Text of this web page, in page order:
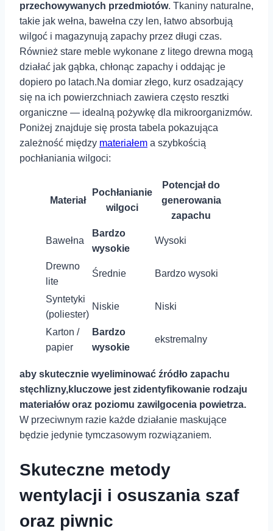
przechowywanych przedmiotów. Tkaniny naturalne,​
takie jak wełna, bawełna czy​ len,⁣ łatwo absorbują
wilgoć i magazynują zapachy ‍przez długi ‍czas.
Również stare⁢ meble⁣ wykonane z‌ litego drewna mogą
działać jak gąbka, chłonąc zapachy i ‍oddając je
dopiero‍ po latach.Na domiar złego, kurz osadzający
się na ich powierzchniach zawiera często resztki
organiczne — idealną pożywkę dla mikroorganizmów.
Poniżej znajduje‌ się prosta tabela ‍pokazująca
⁤zależność między materiałem a szybkością
pochłaniania wilgoci:
Materiał
Pochłanianie
wilgoci
Potencjał do
generowania
zapachu
Bawełna
Bardzo
wysokie
Wysoki
Drewno
lite
Średnie Bardzo wysoki
Syntetyki
(poliester)
Niskie Niski
Karton /
papier
Bardzo
wysokie
ekstremalny
aby skutecznie wyeliminować źródło zapachu‍
stęchlizny,kluczowe jest⁤ zidentyfikowanie⁤ rodzaju
materiałów oraz⁤ poziomu​ zawilgocenia powietrza.
W przeciwnym razie każde działanie ‌maskujące
będzie jedynie tymczasowym rozwiązaniem.
Skuteczne metody
wentylacji ‌i osuszania szaf⁣
oraz ⁢piwnic